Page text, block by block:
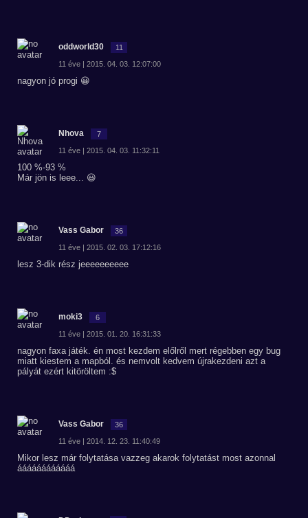
oddworld30 11
11 éve | 2015. 04. 03. 12:07:00
nagyon jó progi 😀
Nhova 7
11 éve | 2015. 04. 03. 11:32:11
100 %-93 %
Már jön is leee... 😃
Vass Gabor 36
11 éve | 2015. 02. 03. 17:12:16
lesz 3-dik rész jeeeeeeeeee
moki3 6
11 éve | 2015. 01. 20. 16:31:33
nagyon faxa játék. én most kezdem előlről mert régebben egy bug
miatt kiestem a mapból. és nemvolt kedvem újrakezdeni azt a
pályát ezért kitöröltem :$
Vass Gabor 36
11 éve | 2014. 12. 23. 11:40:49
Mikor lesz már folytatása vazzeg akarok folytatást most azonnal
áááááááááááá